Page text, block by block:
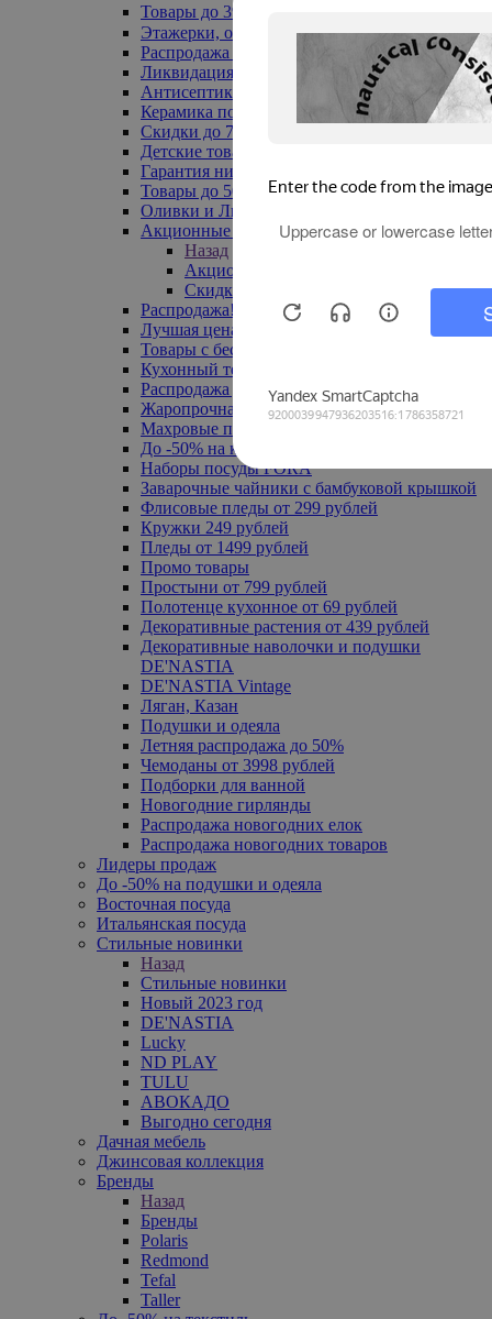
Товары до 399₽
Этажерки, обувницы
Распродажа текстиля до -50%
Ликвидация до -70%
Антисептики
Керамика по 129 руб
Скидки до 70%
Детские товары
Гарантия низкой цены
Товары до 500 руб
Оливки и Лимоны
Акционные товары
Назад
Акционные товары
Скидка 20% по промокоду
Распродажа! Ульяновск до -70%
Лучшая цена
Товары с бесплатной доставкой
Кухонный текстиль
Распродажа до -50%
Жаропрочная посуда
Махровые полотенца
До -50% на ковры
Наборы посуды FORA
Заварочные чайники с бамбуковой крышкой
Флисовые пледы от 299 рублей
Кружки 249 рублей
Пледы от 1499 рублей
Промо товары
Простыни от 799 рублей
Полотенце кухонное от 69 рублей
Декоративные растения от 439 рублей
Декоративные наволочки и подушки
DE'NASTIA
DE'NASTIA Vintage
Ляган, Казан
Подушки и одеяла
Летняя распродажа до 50%
Чемоданы от 3998 рублей
Подборки для ванной
Новогодние гирлянды
Распродажа новогодних елок
Распродажа новогодних товаров
Лидеры продаж
До -50% на подушки и одеяла
Восточная посуда
Итальянская посуда
Стильные новинки
Назад
Стильные новинки
Новый 2023 год
DE'NASTIA
Lucky
ND PLAY
TULU
АВОКАДО
Выгодно сегодня
Дачная мебель
Джинсовая коллекция
Бренды
Назад
Бренды
Polaris
Redmond
Tefal
Taller